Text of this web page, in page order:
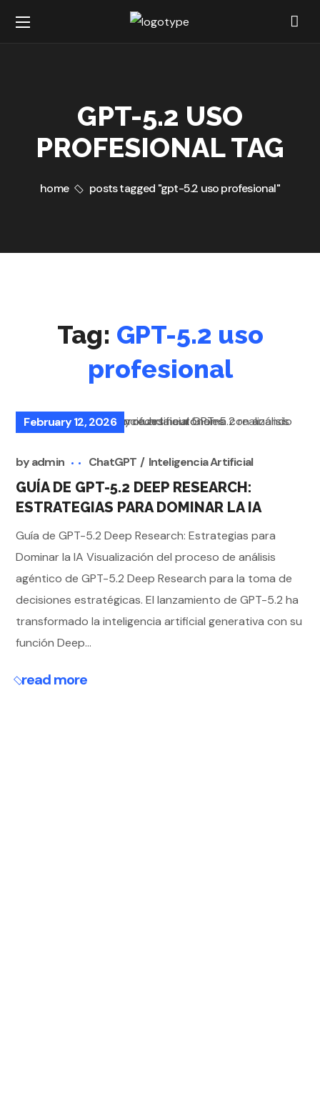
GPT-5.2 USO
PROFESIONAL TAG
home posts tagged "gpt-5.2 uso profesional"
Tag: GPT-5.2 uso
profesional
February 12, 2026
byadmin ChatGPT Inteligencia Artificial
GUÍA DE GPT-5.2 DEEP RESEARCH:
ESTRATEGIAS PARA DOMINAR LA IA
Guía de GPT-5.2 Deep Research: Estrategias para
Dominar la IA Visualización del proceso de análisis
agéntico de GPT-5.2 Deep Research para la toma de
decisiones estratégicas. El lanzamiento de GPT-5.2 ha
transformado la inteligencia artificial generativa con su
función Deep...
read more